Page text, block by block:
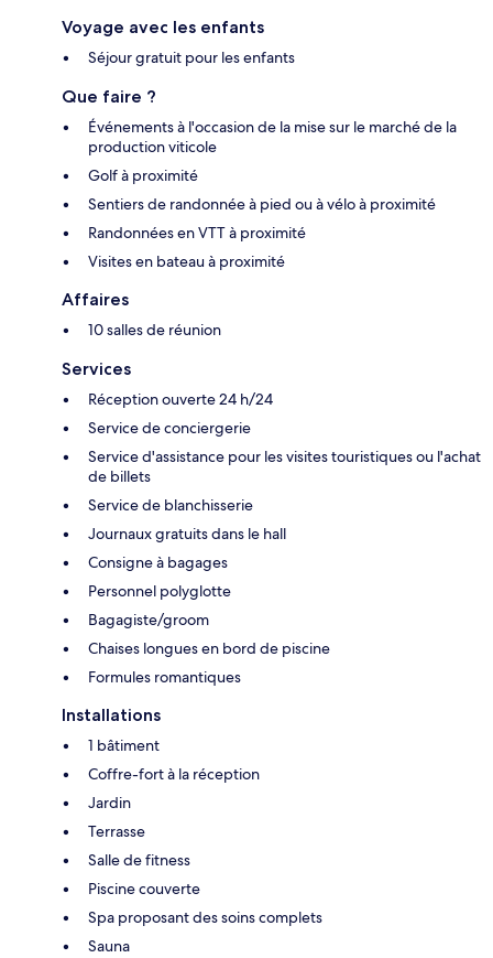
Voyage avec les enfants
Séjour gratuit pour les enfants
Que faire ?
Événements à l'occasion de la mise sur le marché de la
production viticole
Golf à proximité
Sentiers de randonnée à pied ou à vélo à proximité
Randonnées en VTT à proximité
Visites en bateau à proximité
Affaires
10 salles de réunion
Services
Réception ouverte 24 h/24
Service de conciergerie
Service d'assistance pour les visites touristiques ou l'achat
de billets
Service de blanchisserie
Journaux gratuits dans le hall
Consigne à bagages
Personnel polyglotte
Bagagiste/groom
Chaises longues en bord de piscine
Formules romantiques
Installations
1 bâtiment
Coffre-fort à la réception
Jardin
Terrasse
Salle de fitness
Piscine couverte
Spa proposant des soins complets
Sauna